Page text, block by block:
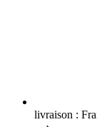
livraison :